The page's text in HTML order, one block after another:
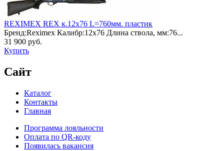
REXIMEX REX к.12х76 L=760мм. пластик
Бренд:Reximex Калибр:12х76 Длина ствола, мм:76...
31 900 руб.
Купить
Сайт
Каталог
Контакты
Главная
Программа лояльности
Оплата по QR-коду
Появилась вакансия